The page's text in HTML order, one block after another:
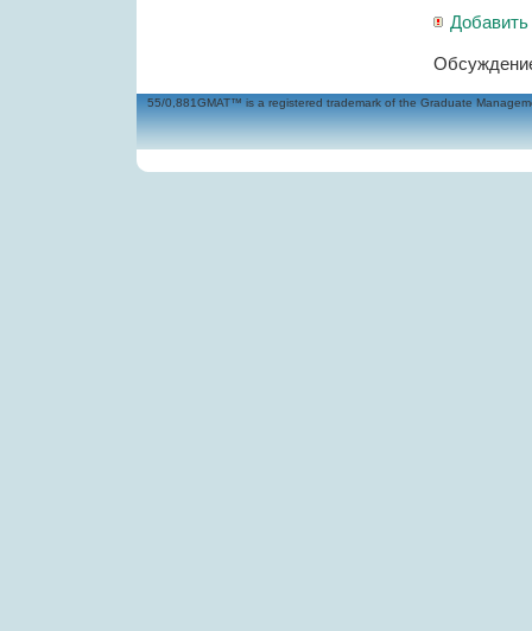
55/0,881GMAT™ is a registered trademark of the Graduate